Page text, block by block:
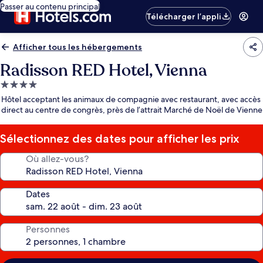
Passer au contenu principal
Télécharger l’appli
Afficher tous les hébergements
Radisson RED Hotel, Vienna
Hébergement
4.0 étoiles
Hôtel acceptant les animaux de compagnie avec restaurant, avec accès
direct au centre de congrès, près de l’attrait Marché de Noël de Vienne
Sélectionnez des dates pour afficher les prix
Où allez-vous?
Dates
Personnes